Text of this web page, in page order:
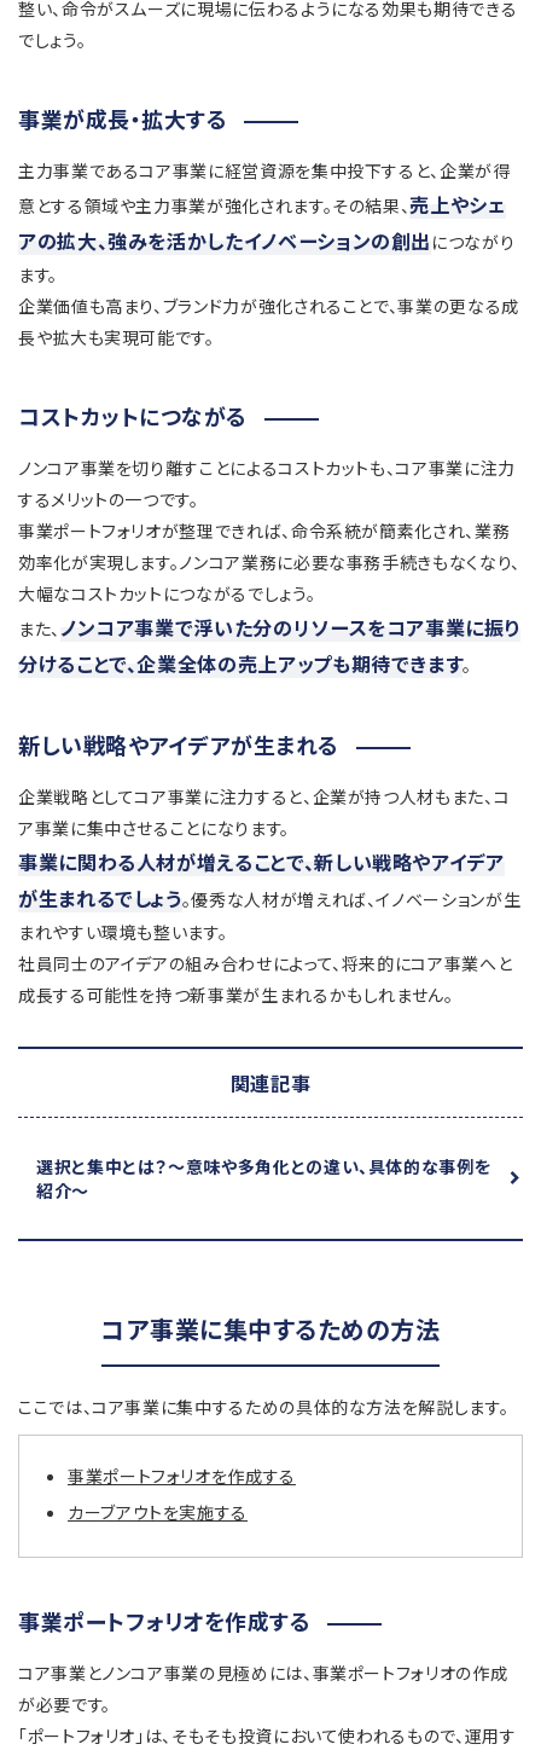
整い、命令がスムーズに現場に伝わるようになる効果も期待できる
でしょう。
事業が成長・拡大する
主力事業であるコア事業に経営資源を集中投下すると、企業が得
意とする領域や主力事業が強化されます。その結果、売上やシェ
アの拡大、強みを活かしたイノベーションの創出 につながり
ます。
企業価値も高まり、ブランド力が強化されることで、事業の更なる成
長や拡大も実現可能です。
コストカットにつながる
ノンコア事業を切り離すことによるコストカットも、コア事業に注力
するメリットの一つです。
事業ポートフォリオが整理できれば、命令系統が簡素化され、業務
効率化が実現します。ノンコア業務に必要な事務手続きもなくなり、
大幅なコストカットにつながるでしょう。
また、ノンコア事業で浮いた分のリソースをコア事業に振り
分けることで、企業全体の売上アップも期待できます。
新しい戦略やアイデアが生まれる
企業戦略としてコア事業に注力すると、企業が持つ人材もまた、コ
ア事業に集中させることになります。
事業に関わる人材が増えることで、新しい戦略やアイデア
が生まれるでしょう。優秀な人材が増えれば、イノベーションが生
まれやすい環境も整います。
社員同士のアイデアの組み合わせによって、将来的にコア事業へと
成長する可能性を持つ新事業が生まれるかもしれません。
関連記事
選択と集中とは？～意味や多角化との違い、具体的な事例を
紹介～
コア事業に集中するための方法
ここでは、コア事業に集中するための具体的な方法を解説します。
事業ポートフォリオを作成する
カーブアウトを実施する
事業ポートフォリオを作成する
コア事業とノンコア事業の見極めには、事業ポートフォリオの作成
が必要です。
「ポートフォリオ」は、そもそも投資において使われるもので、運用す